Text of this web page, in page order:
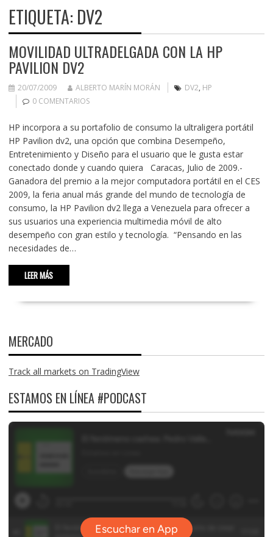
ETIQUETA: DV2
MOVILIDAD ULTRADELGADA CON LA HP
PAVILION DV2
20/07/2009 ALBERTO MARÍN MORÁN DV2, HP
0 COMENTARIOS
HP incorpora a su portafolio de consumo la ultraligera portátil
HP Pavilion dv2, una opción que combina Desempeño,
Entretenimiento y Diseño para el usuario que le gusta estar
conectado donde y cuando quiera Caracas, Julio de 2009.-
Ganadora del premio a la mejor computadora portátil en el CES
2009, la feria anual más grande del mundo de tecnología de
consumo, la HP Pavilion dv2 llega a Venezuela para ofrecer a
sus usuarios una experiencia multimedia móvil de alto
desempeño con gran estilo y tecnología. “Pensando en las
necesidades de…
LEER MÁS
MERCADO
Track all markets on TradingView
ESTAMOS EN LÍNEA #PODCAST